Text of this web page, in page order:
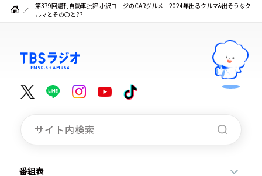
第379回週刊自動車批評 小沢コージのCARグルメ 2024年出るクルマ&出そうなク
ルマとその〇と??
番組表